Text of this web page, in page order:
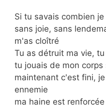
Si tu savais combien
sans joie, sans
m'as cloîtré
Tu as détruit ma vie,
tu jouais de mon
maintenant c'est fini,
ennemie
ma haine est